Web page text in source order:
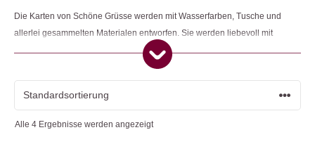
Die Karten von Schöne Grüsse werden mit Wasserfarben, Tusche und
allerlei gesammelten Materialen entworfen. Sie werden liebevoll mit
auserwählten Farbkombinationen und aus hochwertigem Material
Alle 4 Ergebnisse werden angezeigt